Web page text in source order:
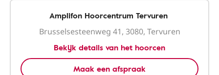
Amplifon Hoorcentrum Tervuren
Brusselsesteenweg 41, 3080, Tervuren
Bekijk details van het hoorcen
Maak een afspraak